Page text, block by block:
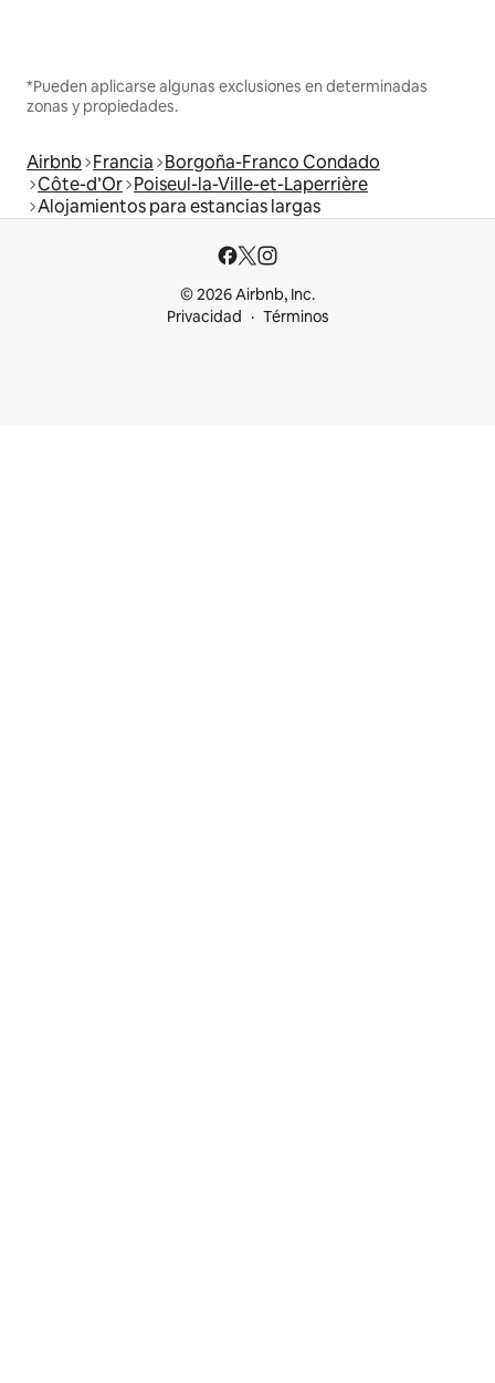
*Pueden aplicarse algunas exclusiones en determinadas
zonas y propiedades.
Airbnb Francia Borgoña-Franco Condado
Côte-d’Or Poiseul-la-Ville-et-Laperrière
Alojamientos para estancias largas
© 2026 Airbnb, Inc.
Privacidad
Términos